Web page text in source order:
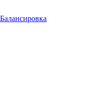
Балансировка